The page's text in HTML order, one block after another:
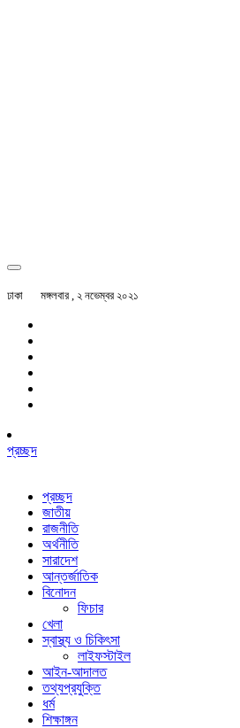
ঢাকা মঙ্গলবার , ২ নভেম্বর ২০২১
প্রচ্ছদ
প্রচ্ছদ
জাতীয়
রাজনীতি
অর্থনীতি
সারাদেশ
আন্তর্জাতিক
বিনোদন
ফিচার
খেলা
স্বাস্থ্য ও চিকিৎসা
লাইফস্টাইল
আইন-আদালত
তথ্যপ্রযুক্তি
ধর্ম
শিক্ষাঙ্গন